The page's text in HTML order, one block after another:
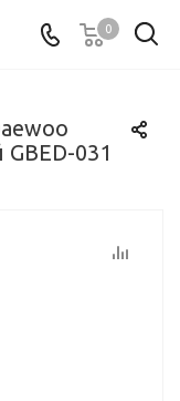
0
031